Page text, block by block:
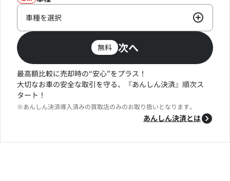
車種を選択
無料 次へ
最高額比較に売却時の“安心”をプラス！
大切なお車の安全な取引を守る、『あんしん決済』順次ス
タート！
※あんしん決済導入済みの買取店のみのお取り扱いとなります。
あんしん決済とは